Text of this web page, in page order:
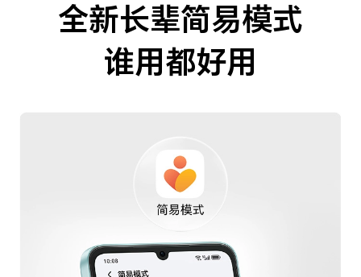
全新长辈简易模式
谁用都好用